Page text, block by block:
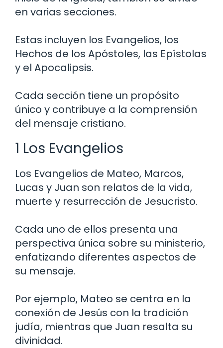
en varias secciones.
Estas incluyen los Evangelios, los
Hechos de los Apóstoles, las Epístolas
y el Apocalipsis.
Cada sección tiene un propósito
único y contribuye a la comprensión
del mensaje cristiano.
1 Los Evangelios
Los Evangelios de Mateo, Marcos,
Lucas y Juan son relatos de la vida,
muerte y resurrección de Jesucristo.
Cada uno de ellos presenta una
perspectiva única sobre su ministerio,
enfatizando diferentes aspectos de
su mensaje.
Por ejemplo, Mateo se centra en la
conexión de Jesús con la tradición
judía, mientras que Juan resalta su
divinidad.